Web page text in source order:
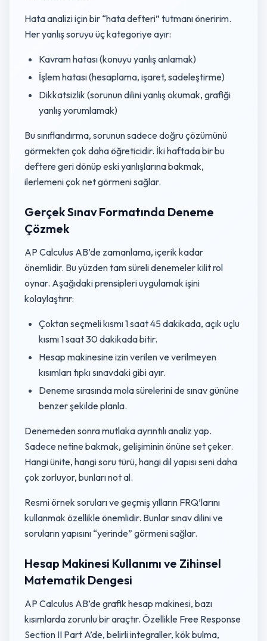
Hata analizi için bir “hata defteri” tutmanı öneririm.
Her yanlış soruyu üç kategoriye ayır:
Kavram hatası (konuyu yanlış anlamak)
İşlem hatası (hesaplama, işaret, sadeleştirme)
Dikkatsizlik (sorunun dilini yanlış okumak, grafiği
yanlış yorumlamak)
Bu sınıflandırma, sorunun sadece doğru çözümünü
görmekten çok daha öğreticidir. İki haftada bir bu
deftere geri dönüp eski yanlışlarına bakmak,
ilerlemeni çok net görmeni sağlar.
Gerçek Sınav Formatında Deneme
Çözmek
AP Calculus AB’de zamanlama, içerik kadar
önemlidir. Bu yüzden tam süreli denemeler kilit rol
oynar. Aşağıdaki prensipleri uygulamak işini
kolaylaştırır:
Çoktan seçmeli kısmı 1 saat 45 dakikada, açık uçlu
kısmı 1 saat 30 dakikada bitir.
Hesap makinesine izin verilen ve verilmeyen
kısımları tıpkı sınavdaki gibi ayır.
Deneme sırasında mola sürelerini de sınav gününe
benzer şekilde planla.
Denemeden sonra mutlaka ayrıntılı analiz yap.
Sadece netine bakmak, gelişiminin önüne set çeker.
Hangi ünite, hangi soru türü, hangi dil yapısı seni daha
çok zorluyor, bunları not al.
Resmi örnek soruları ve geçmiş yılların FRQ’larını
kullanmak özellikle önemlidir. Bunlar sınav dilini ve
soruların yapısını “yerinde” görmeni sağlar.
Hesap Makinesi Kullanımı ve Zihinsel
Matematik Dengesi
AP Calculus AB’de grafik hesap makinesi, bazı
kısımlarda zorunlu bir araçtır. Özellikle Free Response
Section II Part A’de, belirli integraller, kök bulma,